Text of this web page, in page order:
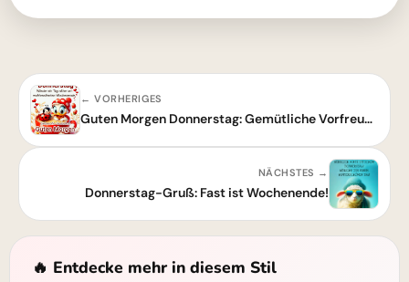
← VORHERIGES
Guten Morgen Donnerstag: Gemütliche Vorfreude auf ein wohlverdientes Wochenende
NÄCHSTES →
Donnerstag-Gruß: Fast ist Wochenende!
🔥 Entdecke mehr in diesem Stil